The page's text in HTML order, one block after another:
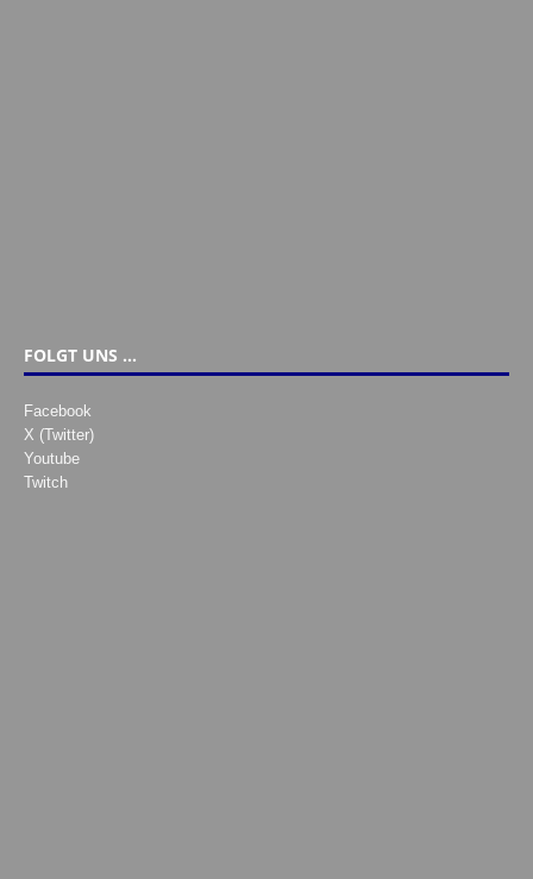
FOLGT UNS …
Facebook
X (Twitter)
Youtube
Twitch